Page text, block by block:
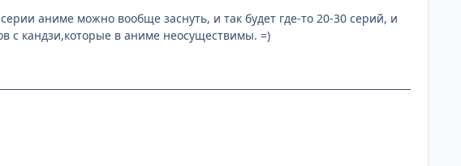
аниме можно вообще заснуть, и так будет где-то 20-30 серий, и
с кандзи,которые в аниме неосуществимы. =)